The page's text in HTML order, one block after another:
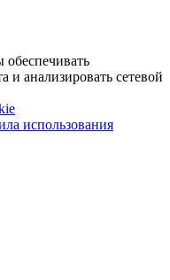
и анализировать сетевой
использования